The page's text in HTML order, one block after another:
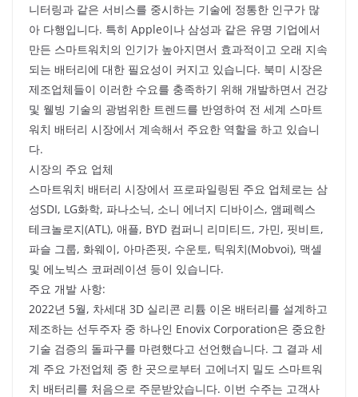
니터링과 같은 서비스를 중시하는 기술에 정통한 인구가 많
아 다행입니다. 특히 Apple이나 삼성과 같은 유명 기업에서
만든 스마트워치의 인기가 높아지면서 효과적이고 오래 지속
되는 배터리에 대한 필요성이 커지고 있습니다. 북미 시장은
제조업체들이 이러한 수요를 충족하기 위해 개발하면서 건강
및 웰빙 기술의 광범위한 트렌드를 반영하여 전 세계 스마트
워치 배터리 시장에서 계속해서 주요한 역할을 하고 있습니
다.
시장의 주요 업체
스마트워치 배터리 시장에서 프로파일링된 주요 업체로는 삼
성SDI, LG화학, 파나소닉, 소니 에너지 디바이스, 앰페렉스
테크놀로지(ATL), 애플, BYD 컴퍼니 리미티드, 가민, 핏비트,
파슬 그룹, 화웨이, 아마존핏, 수운토, 틱워치(Mobvoi), 맥셀
및 에노빅스 코퍼레이션 등이 있습니다.
주요 개발 사항:
2022년 5월, 차세대 3D 실리콘 리튬 이온 배터리를 설계하고
제조하는 선두주자 중 하나인 Enovix Corporation은 중요한
기술 검증의 돌파구를 마련했다고 선언했습니다. 그 결과 세
계 주요 가전업체 중 한 곳으로부터 고에너지 밀도 스마트워
치 배터리를 처음으로 주문받았습니다. 이번 수주는 고객사